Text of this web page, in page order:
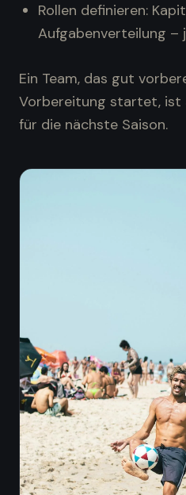
Vereinsführung Verein besser
Trainingsalltag :Training
Spieler & Verein:Spieler
Rollen definieren:
Aufgabenverteilung –
Ein Team, das gut
Vorbereitung startet, ist
für die nächste Saison.